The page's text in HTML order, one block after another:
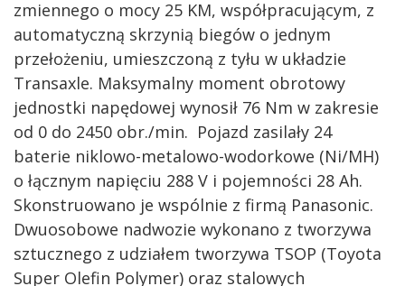
zmiennego o mocy 25 KM, współpracującym, z
automatyczną skrzynią biegów o jednym
przełożeniu, umieszczoną z tyłu w układzie
Transaxle. Maksymalny moment obrotowy
jednostki napędowej wynosił 76 Nm w zakresie
od 0 do 2450 obr./min. Pojazd zasilały 24
baterie niklowo-metalowo-wodorkowe (Ni/MH)
o łącznym napięciu 288 V i pojemności 28 Ah.
Skonstruowano je wspólnie z firmą Panasonic.
Dwuosobowe nadwozie wykonano z tworzywa
sztucznego z udziałem tworzywa TSOP (Toyota
Super Olefin Polymer) oraz stalowych